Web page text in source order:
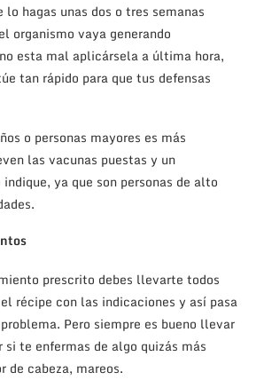
lo hagas unas dos o tres semanas
organismo vaya generando
esta mal aplicársela a última hora,
tan rápido para que tus defensas
o personas mayores es más
las vacunas puestas y un
ya que son personas de alto
prescrito debes llevarte todos
récipe con las indicaciones y así pasa
Pero siempre es bueno llevar
si te enfermas de algo quizás más
de cabeza, mareos.